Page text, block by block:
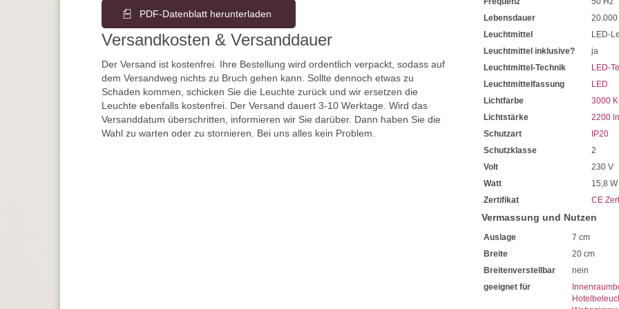
Mit einer sehr hohen
Sie haben bei uns 5 Jahre
Erkundigen Sie sich bei
Wir freuen uns auf Ihre
PDF-Datenblatt herunterladen
Versandkosten & Versanddauer
Der Versand ist kostenfrei. Ihre Bestellung wird ordentlich verpackt, sodass auf
dem Versandweg nichts zu Bruch gehen kann. Sollte dennoch etwas zu
Schaden kommen, schicken Sie die Leuchte zurück und wir ersetzen die
Leuchte ebenfalls kostenfrei. Der Versand dauert 3-10 Werktage. Wird das
Versanddatum überschritten, informieren wir Sie darüber. Dann haben Sie die
Wahl zu warten oder zu stornieren. Bei uns alles kein Problem.
Lebensdauer
20.000
Leuchtmittel
LED-
Leuchtmittel inklusive?
ja
Leuchtmittel-Technik
LED-
Leuchtmittelfassung
LED
Lichtfarbe
3000 K
Lichtstärke
2200
Schutzart
IP20
Schutzklasse
2
Volt
230 V
Watt
15,8 W
Zertifikat
CE
Vermassung und Nutzen
Auslage
7 cm
Breite
20 cm
Breitenverstellbar
nein
geeignet für